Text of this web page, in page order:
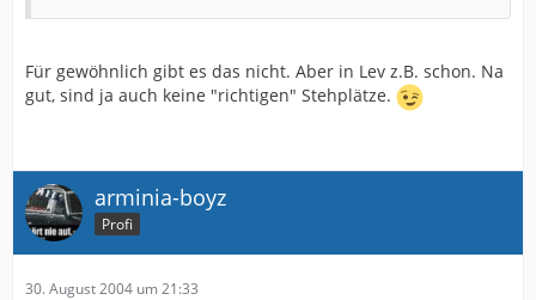
Für gewöhnlich gibt es das nicht. Aber in Lev z.B. schon. Na
gut, sind ja auch keine "richtigen" Stehplätze.
arminia-boyz
Profi
30. August 2004 um 21:33